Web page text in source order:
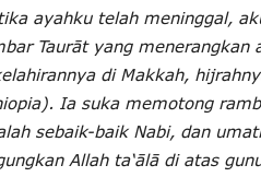
ayahku telah meninggal,
Taurāt yang
di Makkah,
Ia suka memotong
sebaik-baik Nabi, dan
Allah ta‘ālā di atas